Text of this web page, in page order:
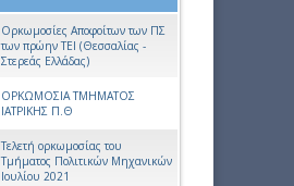
Ορκωμοσίες Αποφοίτων των ΠΣ
των πρώην ΤΕΙ (Θεσσαλίας -
Στερεάς Ελλάδας)
ΟΡΚΩΜΟΣΙΑ ΤΜΗΜΑΤΟΣ
ΙΑΤΡΙΚΗΣ Π.Θ
Τελετή ορκωμοσίας του
Τμήματος Πολιτικών Μηχανικών
Ιουλίου 2021